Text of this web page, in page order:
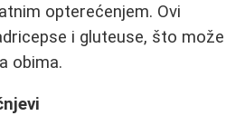
opterećenjem. Ovi
i gluteuse, što može
obima.